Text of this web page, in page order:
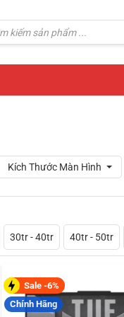
Kích Thước Màn Hình
30tr - 40tr 40tr - 50tr
Sale -6%
Chính Hãng